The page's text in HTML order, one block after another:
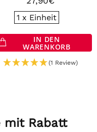
1 x Einheit
IN DEN
WARENKORB
(1 Review)
mit Rabatt